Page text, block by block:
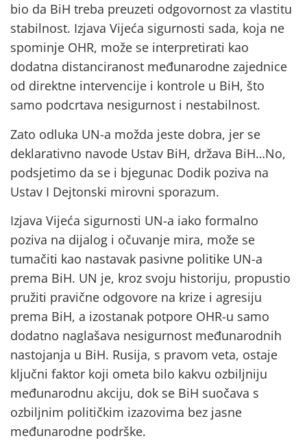
bio da BiH treba preuzeti odgovornost za vlastitu
stabilnost. Izjava Vijeća sigurnosti sada, koja ne
spominje OHR, može se interpretirati kao
dodatna distanciranost međunarodne zajednice
od direktne intervencije i kontrole u BiH, što
samo podcrtava nesigurnost i nestabilnost.
Zato odluka UN-a možda jeste dobra, jer se
deklarativno navode Ustav BiH, država BiH…No,
podsjetimo da se i bjegunac Dodik poziva na
Ustav I Dejtonski mirovni sporazum.
Izjava Vijeća sigurnosti UN-a iako formalno
poziva na dijalog i očuvanje mira, može se
tumačiti kao nastavak pasivne politike UN-a
prema BiH. UN je, kroz svoju historiju, propustio
pružiti pravične odgovore na krize i agresiju
prema BiH, a izostanak potpore OHR-u samo
dodatno naglašava nesigurnost međunarodnih
nastojanja u BiH. Rusija, s pravom veta, ostaje
ključni faktor koji ometa bilo kakvu ozbiljniju
međunarodnu akciju, dok se BiH suočava s
ozbiljnim političkim izazovima bez jasne
međunarodne podrške.